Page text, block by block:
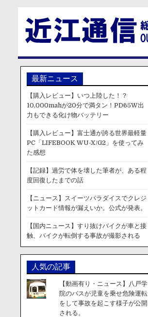
最新ニュース
【購入レビュー】いつ上陸した！？
10,000mahが20分で満タン！PD65W出
力もできる化け物バッテリー
【購入レビュー】富士通が誇る世界最軽量
PC「LIFEBOOK WU-X/G2」を使ってみ
た感想
【記録】過労で体を壊した筆者が、ある程
度回復したまでの話
【ニュース】スイーツパラダイスでクレジ
ットカード情報が漏えいか。公式が発表。
【国内ニュース】すり抜けバイクが車と接
触、バイクが転倒する事故が撮影される
人気の記事
【動画有り・ニュース】八戸学
院のバスが児童を乗せ危険運転
をして事故を起こす様子が公開
される。